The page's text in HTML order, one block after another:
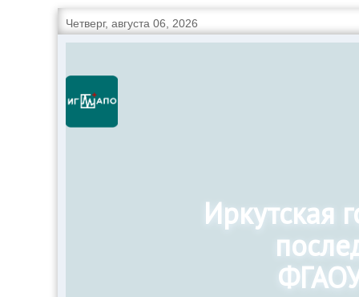
Четверг, августа 06, 2026
Иркутская